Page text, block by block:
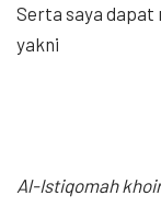
Serta saya dapat
yakni
Al-Istiqomah